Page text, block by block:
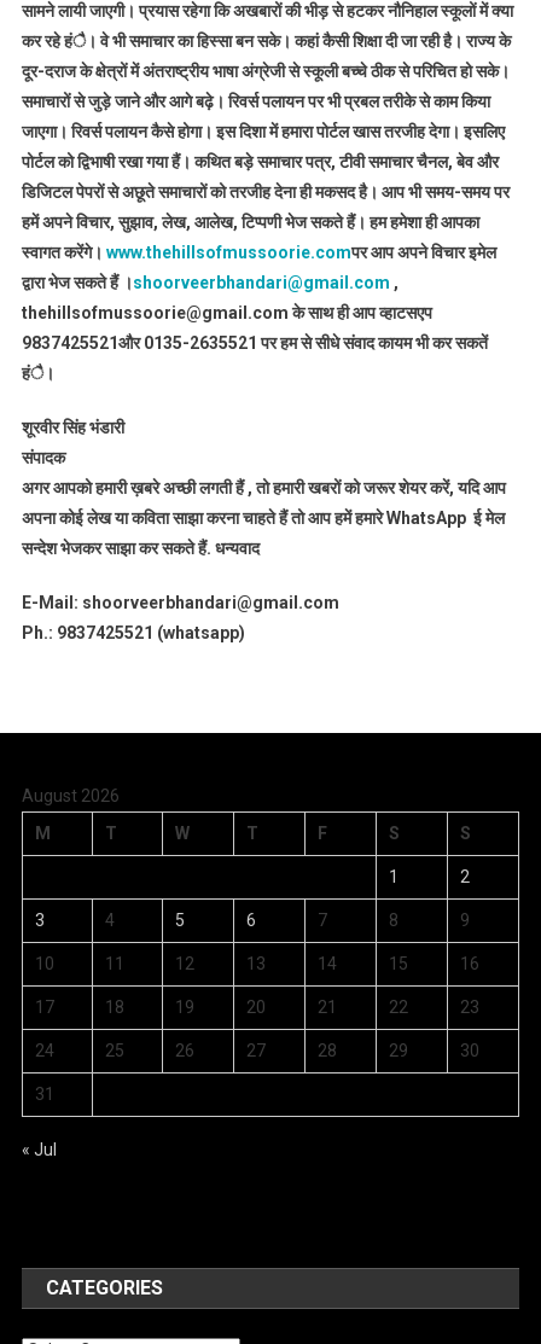
सामने लायी जाएगी। प्रयास रहेगा कि अखबारों की भीड़ से हटकर नौनिहाल स्कूलों में क्या
कर रहे हंै। वे भी समाचार का हिस्सा बन सके। कहां कैसी शिक्षा दी जा रही है। राज्य के
दूर-दराज के क्षेत्रों में अंतराष्ट्रीय भाषा अंग्रेजी से स्कूली बच्चे ठीक से परिचित हो सके।
समाचारों से जुड़े जाने और आगे बढ़े। रिवर्स पलायन पर भी प्रबल तरीके से काम किया
जाएगा। रिवर्स पलायन कैसे होगा। इस दिशा में हमारा पोर्टल खास तरजीह देगा। इसलिए
पोर्टल को द्विभाषी रखा गया हैं। कथित बड़े समाचार पत्र, टीवी समाचार चैनल, बेव और
डिजिटल पेपरों से अछूते समाचारों को तरजीह देना ही मकसद है। आप भी समय-समय पर
हमें अपने विचार, सुझाव, लेख, आलेख, टिप्पणी भेज सकते हैं। हम हमेशा ही आपका
स्वागत करेंगे। www.thehillsofmussoorie.comपर आप अपने विचार इमेल
द्वारा भेज सकते हैं ।shoorveerbhandari@gmail.com ,
thehillsofmussoorie@gmail.com के साथ ही आप व्हाटसएप
9837425521और 0135-2635521 पर हम से सीधे संवाद कायम भी कर सकतें
हंै।
शूरवीर सिंह भंडारी
संपादक
अगर आपको हमारी ख़बरे अच्छी लगती हैं , तो हमारी खबरों को जरूर शेयर करें, यदि आप
अपना कोई लेख या कविता साझा करना चाहते हैं तो आप हमें हमारे WhatsApp ई मेल
सन्देश भेजकर साझा कर सकते हैं. धन्यवाद
E-Mail: shoorveerbhandari@gmail.com
Ph.: 9837425521 (whatsapp)
August 2026
M
T W T F S S
1 2
3 4 5 6 7 8 9
10 11 12 13 14 15 16
17 18 19 20 21 22 23
24 25 26 27 28 29 30
31
« Jul
CATEGORIES